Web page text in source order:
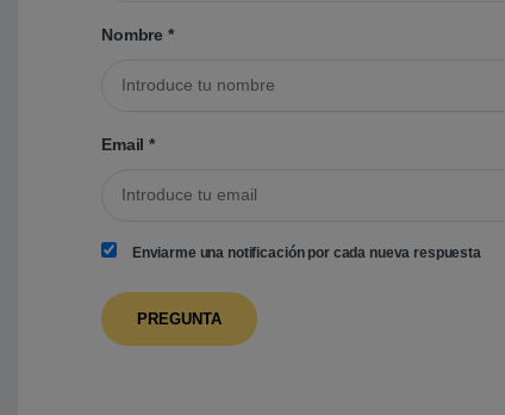
Nombre*
Email*
Enviarme una notificación por cada nueva respuesta